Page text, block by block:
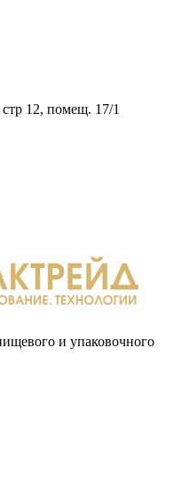
12, помещ. 17/1
и упаковочного